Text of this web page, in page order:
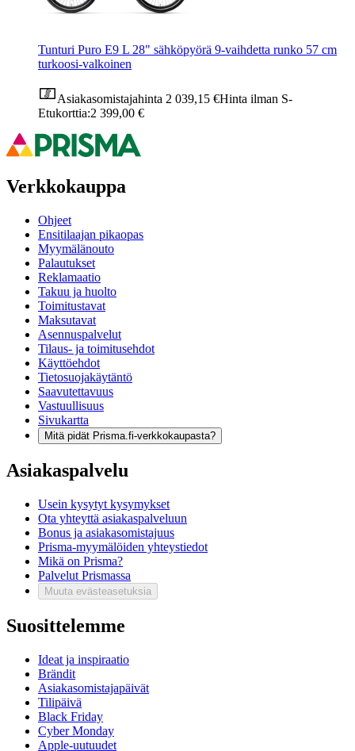
Tunturi Puro E9 L 28" sähköpyörä 9-vaihdetta runko 57 cm
turkoosi-valkoinen
Asiakasomistajahinta 2 039,15 €Hinta ilman S-
Etukorttia:2 399,00 €
Verkkokauppa
Ohjeet
Ensitilaajan pikaopas
Myymälänouto
Palautukset
Reklamaatio
Takuu ja huolto
Toimitustavat
Maksutavat
Asennuspalvelut
Tilaus- ja toimitusehdot
Käyttöehdot
Tietosuojakäytäntö
Saavutettavuus
Vastuullisuus
Sivukartta
Mitä pidät Prisma.fi-verkkokaupasta?
Asiakaspalvelu
Usein kysytyt kysymykset
Ota yhteyttä asiakaspalveluun
Bonus ja asiakasomistajuus
Prisma-myymälöiden yhteystiedot
Mikä on Prisma?
Palvelut Prismassa
Muuta evästeasetuksia
Suosittelemme
Ideat ja inspiraatio
Brändit
Asiakasomistajapäivät
Tilipäivä
Black Friday
Cyber Monday
Apple-uutuudet